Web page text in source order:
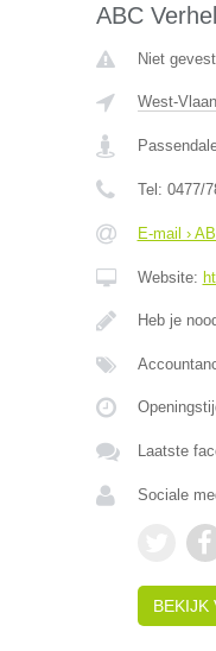
ABC
Niet
West-
Tel: 0477/
E-mail ›
Website:
Heb je
Laatste
Sociale
BEKIJK